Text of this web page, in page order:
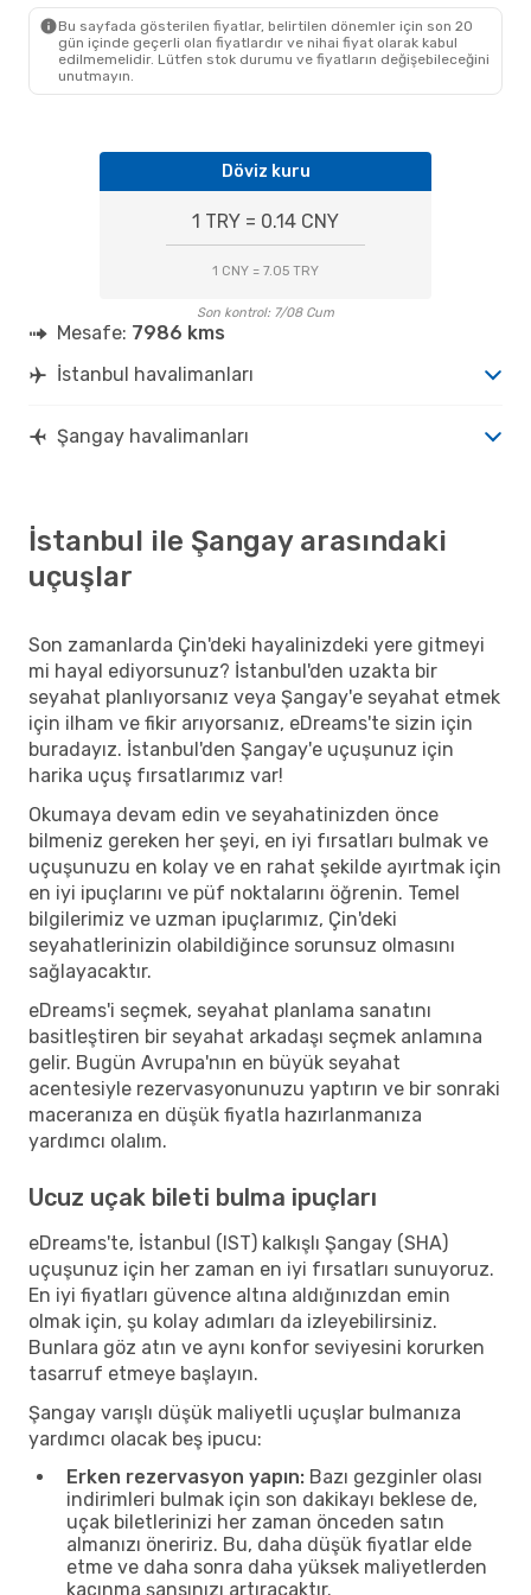
Bu sayfada gösterilen fiyatlar, belirtilen dönemler için son 20
gün içinde geçerli olan fiyatlardır ve nihai fiyat olarak kabul
edilmemelidir. Lütfen stok durumu ve fiyatların değişebileceğini
unutmayın.
Döviz kuru
1 TRY = 0.14 CNY
1 CNY = 7.05 TRY
Son kontrol: 7/08 Cum
Mesafe: 7986 kms
İstanbul havalimanları
Şangay havalimanları
İstanbul ile Şangay arasındaki
uçuşlar
Son zamanlarda Çin'deki hayalinizdeki yere gitmeyi
mi hayal ediyorsunuz? İstanbul'den uzakta bir
seyahat planlıyorsanız veya Şangay'e seyahat etmek
için ilham ve fikir arıyorsanız, eDreams'te sizin için
buradayız. İstanbul'den Şangay'e uçuşunuz için
harika uçuş fırsatlarımız var!
Okumaya devam edin ve seyahatinizden önce
bilmeniz gereken her şeyi, en iyi fırsatları bulmak ve
uçuşunuzu en kolay ve en rahat şekilde ayırtmak için
en iyi ipuçlarını ve püf noktalarını öğrenin. Temel
bilgilerimiz ve uzman ipuçlarımız, Çin'deki
seyahatlerinizin olabildiğince sorunsuz olmasını
sağlayacaktır.
eDreams'i seçmek, seyahat planlama sanatını
basitleştiren bir seyahat arkadaşı seçmek anlamına
gelir. Bugün Avrupa'nın en büyük seyahat
acentesiyle rezervasyonunuzu yaptırın ve bir sonraki
maceranıza en düşük fiyatla hazırlanmanıza
yardımcı olalım.
Ucuz uçak bileti bulma ipuçları
eDreams'te, İstanbul (IST) kalkışlı Şangay (SHA)
uçuşunuz için her zaman en iyi fırsatları sunuyoruz.
En iyi fiyatları güvence altına aldığınızdan emin
olmak için, şu kolay adımları da izleyebilirsiniz.
Bunlara göz atın ve aynı konfor seviyesini korurken
tasarruf etmeye başlayın.
Şangay varışlı düşük maliyetli uçuşlar bulmanıza
yardımcı olacak beş ipucu:
Erken rezervasyon yapın: Bazı gezginler olası
indirimleri bulmak için son dakikayı beklese de,
uçak biletlerinizi her zaman önceden satın
almanızı öneririz. Bu, daha düşük fiyatlar elde
etme ve daha sonra daha yüksek maliyetlerden
kaçınma şansınızı artıracaktır.